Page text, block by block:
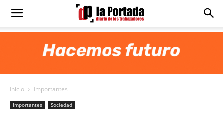
Diario
Portada
Inicio Importantes
Importantes Sociedad